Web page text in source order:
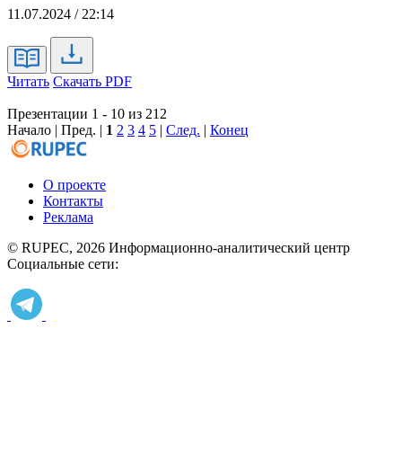
11.07.2024 / 22:14
Читать Скачать PDF
Презентации 1 - 10 из 212
Начало | Пред. | 1 2 3 4 5 | След. | Конец
О проекте
Контакты
Реклама
© RUPEC, 2026 Информационно-аналитический центр
Социальные сети: